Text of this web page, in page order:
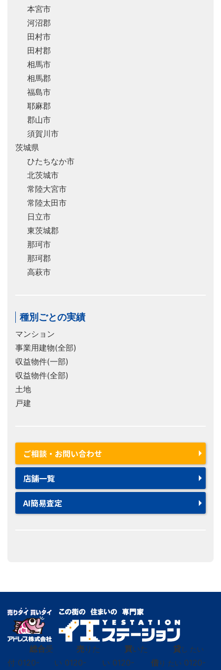
本宮市
河沼郡
田村市
田村郡
相馬市
相馬郡
福島市
耶麻郡
郡山市
須賀川市
茨城県
ひたちなか市
北茨城市
常陸大宮市
常陸太田市
日立市
東茨城郡
那珂市
那珂郡
高萩市
種別ごとの実績
マンション
事業用建物(全部)
収益物件(一部)
収益物件(全部)
土地
戸建
ご相談・お問い合わせ
店舗一覧
AI簡易査定
総合受
付 0120-
売りた
い 0120-
買いた
い 0120-
貸し たい
借り たい 0120-